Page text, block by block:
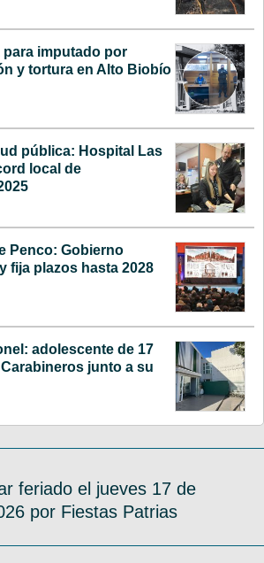
imputado por
y tortura en Alto Biobío
pública: Hospital Las
local de
Penco: Gobierno
fija plazos hasta 2028
adolescente de 17
junto a su
feriado el jueves 17 de
por Fiestas Patrias